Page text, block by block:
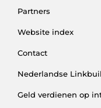
Partners
Website index
Contact
Nederlandse
Geld verdienen op